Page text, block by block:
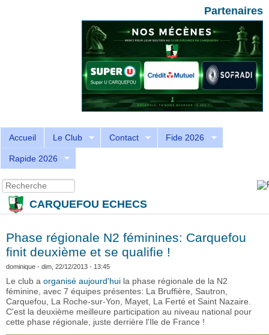
Partenaires
Accueil Le Club Contact Fide 2026
Rapide 2026
Formulaire de recherche
Recherche
CARQUEFOU ECHECS
Phase régionale N2 féminines: Carquefou
finit deuxième et se qualifie !
dominique - dim, 22/12/2013 - 13:45
Le club a organisé aujourd'hui la phase régionale de la N2
féminine, avec 7 équipes présentes: La Bruffière, Sautron,
Carquefou, La Roche-sur-Yon, Mayet, La Ferté et Saint Nazaire.
C'est la deuxième meilleure participation au niveau national pour
cette phase régionale, juste derrière l'Ile de France !